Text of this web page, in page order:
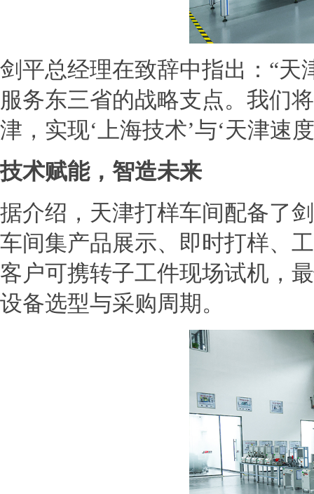
剑平总经理在致辞中指出：“
服务东三省的战略支点。我们
津，实现‘上海技术’与‘天津速
技术赋能，智造未来
据介绍，天津打样车间配备了
车间集产品展示、即时打样、
客户可携转子工件现场试机，
设备选型与采购周期。